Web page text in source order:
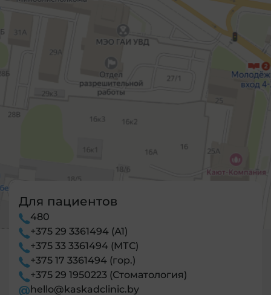
Для пациентов
480
+375 29 3361494 (А1)
+375 33 3361494 (МТС)
+375 17 3361494 (гор.)
+375 29 1950223 (Стоматология)
hello@kaskadclinic.by